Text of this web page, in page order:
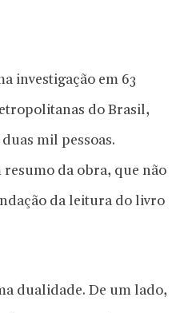
investigação em 63
do Brasil,
mil pessoas.
da obra, que não
da leitura do livro
dualidade. De um lado,